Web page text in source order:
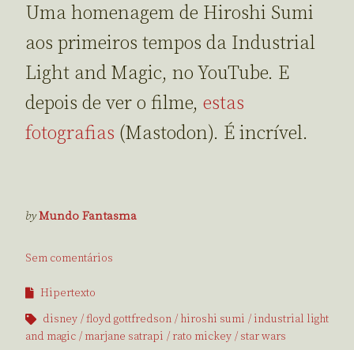
Uma homenagem de Hiroshi Sumi
aos primeiros tempos da Industrial
Light and Magic, no YouTube. E
depois de ver o filme, estas
fotografias (Mastodon). É incrível.
byMundo Fantasma
Sem comentários
Hipertexto
disney
floyd gottfredson hiroshi sumi
industrial light
and magic
marjane satrapi rato mickey star wars